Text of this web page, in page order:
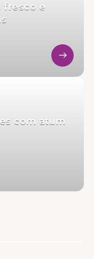
fresco e
com atum